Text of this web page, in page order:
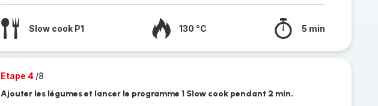
Slow cook P1 130 °C 5 min
Etape 4 /8
Ajouter les légumes et lancer le programme 1 Slow cook pendant 2 min.